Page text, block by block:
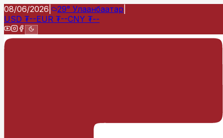
08/06/2026 29° Улаанбаатар
USD ₮--EUR ₮--CNY ₮--